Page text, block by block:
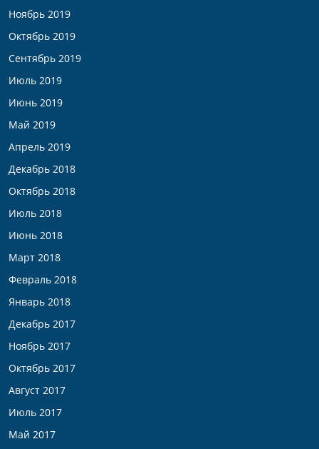
Ноябрь 2019
Октябрь 2019
Сентябрь 2019
Июль 2019
Июнь 2019
Май 2019
Апрель 2019
Декабрь 2018
Октябрь 2018
Июль 2018
Июнь 2018
Март 2018
Февраль 2018
Январь 2018
Декабрь 2017
Ноябрь 2017
Октябрь 2017
Август 2017
Июль 2017
Май 2017